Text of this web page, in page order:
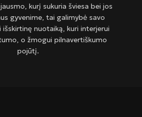
kurį sukuria šviesa bei jos
gyvenime, tai galimybė savo
išskirtinę nuotaiką, kuri interjerui
o žmogui pilnavertiškumo
pojūtį.